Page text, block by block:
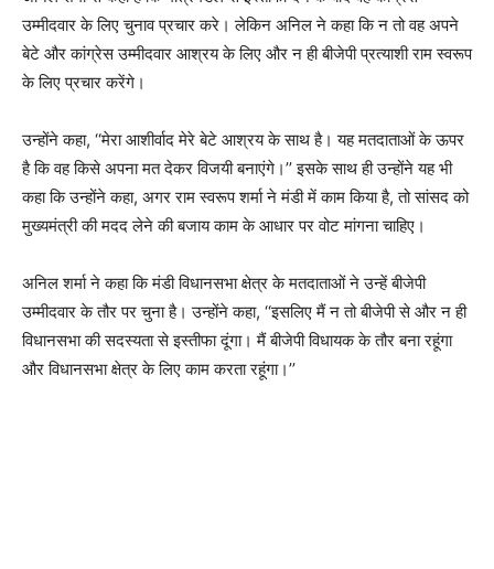
उम्मीदवार के लिए चुनाव प्रचार करे। लेकिन अनिल ने कहा कि न तो वह अपने
बेटे और कांग्रेस उम्मीदवार आश्रय के लिए और न ही बीजेपी प्रत्याशी राम स्वरूप
के लिए प्रचार करेंगे।
उन्होंने कहा, ‘‘मेरा आशीर्वाद मेरे बेटे आश्रय के साथ है। यह मतदाताओं के ऊपर
है कि वह किसे अपना मत देकर विजयी बनाएंगे।’’ इसके साथ ही उन्होंने यह भी
कहा कि उन्होंने कहा, अगर राम स्वरूप शर्मा ने मंडी में काम किया है, तो सांसद को
मुख्यमंत्री की मदद लेने की बजाय काम के आधार पर वोट मांगना चाहिए।
अनिल शर्मा ने कहा कि मंडी विधानसभा क्षेत्र के मतदाताओं ने उन्हें बीजेपी
उम्मीदवार के तौर पर चुना है। उन्होंने कहा, ‘‘इसलिए मैं न तो बीजेपी से और न ही
विधानसभा की सदस्यता से इस्तीफा दूंगा। मैं बीजेपी विधायक के तौर बना रहूंगा
और विधानसभा क्षेत्र के लिए काम करता रहूंगा।’’